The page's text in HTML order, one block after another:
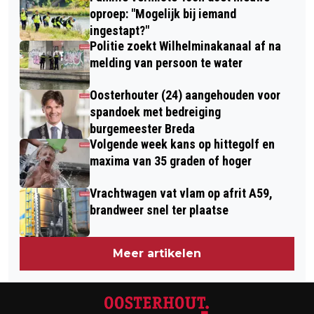
WONINGEN, DUURZAAMHEID EN OOG
VOOR HUURDERS
HOUDEN TEGEN DE HITTE
oproep: "Mogelijk bij iemand
ingestapt?"
Politie zoekt Wilhelminakanaal af na
melding van persoon te water
Oosterhouter (24) aangehouden voor
spandoek met bedreiging
burgemeester Breda
Volgende week kans op hittegolf en
maxima van 35 graden of hoger
Vrachtwagen vat vlam op afrit A59,
brandweer snel ter plaatse
Meer artikelen